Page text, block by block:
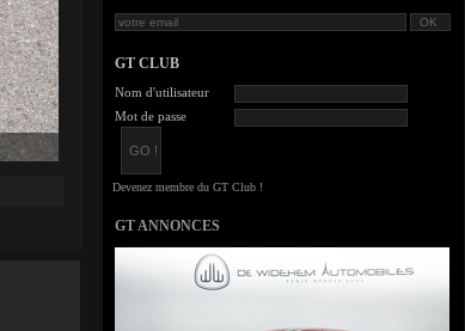
GT CLUB
Nom d'utilisateur
Mot de passe
GT ANNONCES